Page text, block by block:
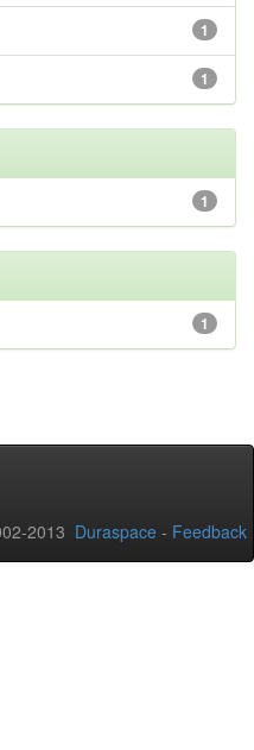
1
1
1
1
2013 Duraspace - Feedback